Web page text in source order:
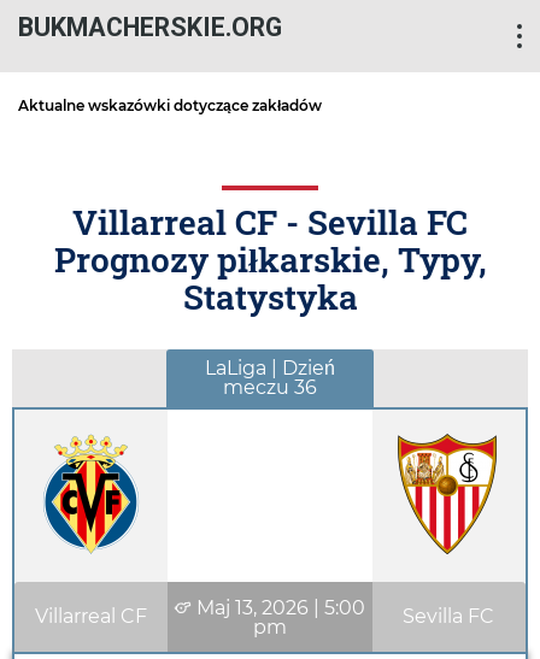
BUKMACHERSKIE.ORG
Aktualne wskazówki dotyczące zakładów
Villarreal CF - Sevilla FC
Prognozy piłkarskie, Typy,
Statystyka
LaLiga | Dzień
meczu 36
Villarreal CF Maj 13, 2026 |5:00
pm
Sevilla FC